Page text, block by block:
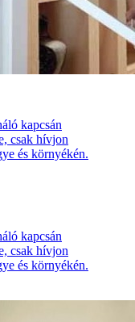
kapcsán
csak hívjon
és környékén.
kapcsán
csak hívjon
és környékén.